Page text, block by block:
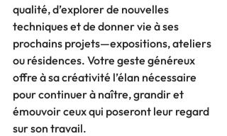
qualité, d’explorer de nouvelles
techniques et de donner vie à ses
prochains projets—expositions, ateliers
ou résidences. Votre geste généreux
offre à sa créativité l’élan nécessaire
pour continuer à naître, grandir et
émouvoir ceux qui poseront leur regard
sur son travail.